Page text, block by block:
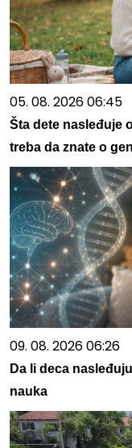
05. 08. 2026 06:45
Šta dete nasleđuje
treba da znate o
09. 08. 2026 06:26
Da li deca
nauka